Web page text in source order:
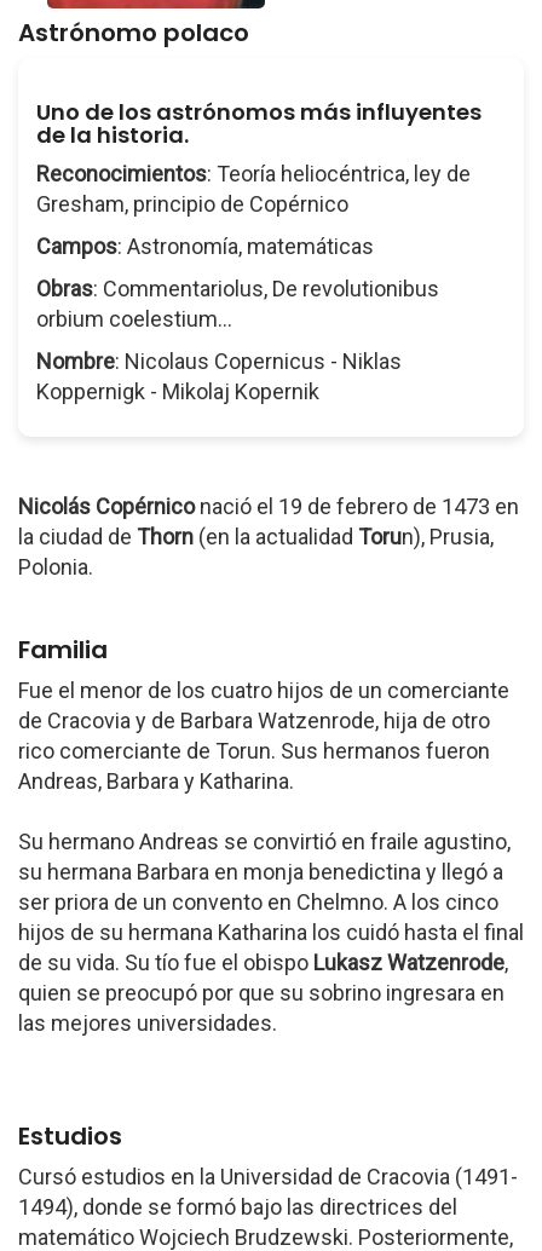
Astrónomo polaco
Uno de los astrónomos más influyentes
de la historia.
Reconocimientos: Teoría heliocéntrica, ley de
Gresham, principio de Copérnico
Campos: Astronomía, matemáticas
Obras: Commentariolus, De revolutionibus
orbium coelestium...
Nombre: Nicolaus Copernicus - Niklas
Koppernigk - Mikolaj Kopernik
Nicolás Copérniconació el 19 de febrero de 1473 en
la ciudad de Thorn (en la actualidad Torun), Prusia,
Polonia.
Familia
Fue el menor de los cuatro hijos de un comerciante
de Cracovia y de Barbara Watzenrode, hija de otro
rico comerciante de Torun. Sus hermanos fueron
Andreas, Barbara y Katharina.
Su hermano Andreas se convirtió en fraile agustino,
su hermana Barbara en monja benedictina y llegó a
ser priora de un convento en Chelmno. A los cinco
hijos de su hermana Katharina los cuidó hasta el final
de su vida. Su tío fue el obispo Lukasz Watzenrode,
quien se preocupó por que su sobrino ingresara en
las mejores universidades.
Estudios
Cursó estudios en la Universidad de Cracovia (1491-
1494), donde se formó bajo las directrices del
matemático Wojciech Brudzewski. Posteriormente,